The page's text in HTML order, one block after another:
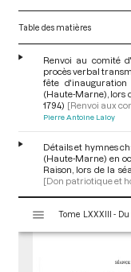
Table des matières
Renvoi au comité
procès verbal
fête
(Haute-Marne), lors
1794) [Renvoi aux
Pierre Antoine Laloy
Détails et hymnes
(Haute-Marne) en
Raison, lors de la
[Don patriotique et
s